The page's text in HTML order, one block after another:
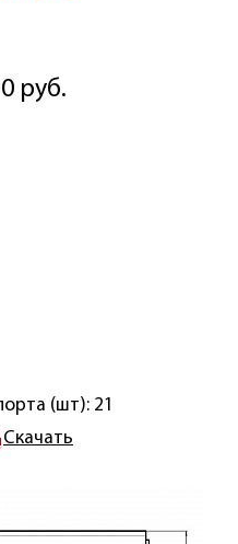
руб.
(шт): 21
Скачать